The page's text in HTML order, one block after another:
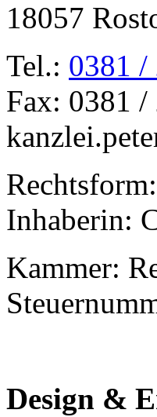
18057
Tel.: 0381 /
Fax: 0381 /
Inhaberin:
Kammer:
Design &